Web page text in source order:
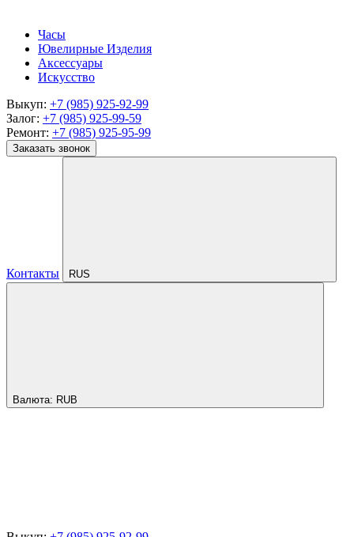
Часы
Ювелирные Изделия
Аксессуары
Искусство
Выкуп: +7 (985) 925-92-99
Залог: +7 (985) 925-99-59
Ремонт: +7 (985) 925-95-99
Заказать звонок
Контакты RUS
Валюта: RUB